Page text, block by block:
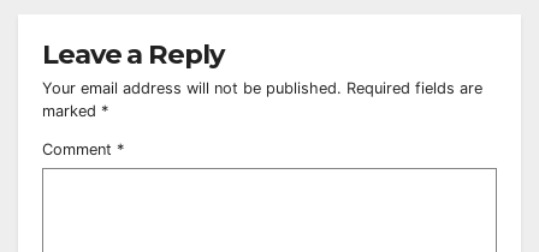
Leave a Reply
Your email address will not be published. Required fields are
marked *
Comment *